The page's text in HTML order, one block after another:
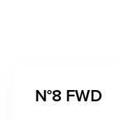
N°8 FWD